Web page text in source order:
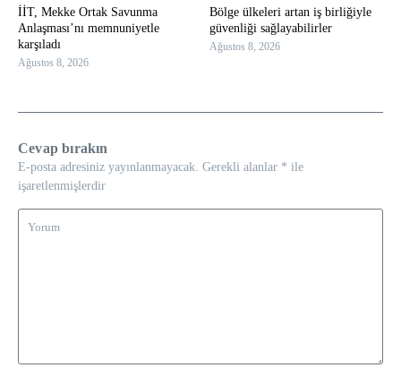
İİT, Mekke Ortak Savunma
Anlaşması’nı memnuniyetle
karşıladı
Ağustos 8, 2026
Bölge ülkeleri artan iş birliğiyle
güvenliği sağlayabilirler
Ağustos 8, 2026
Cevap bırakın
E-posta adresiniz yayınlanmayacak. Gerekli alanlar * ile
işaretlenmişlerdir